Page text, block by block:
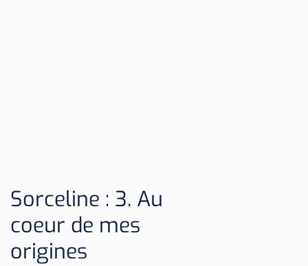
Sorceline : 3. Au
coeur de mes
origines